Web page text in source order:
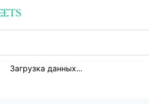
Loading...
Загрузка данных...